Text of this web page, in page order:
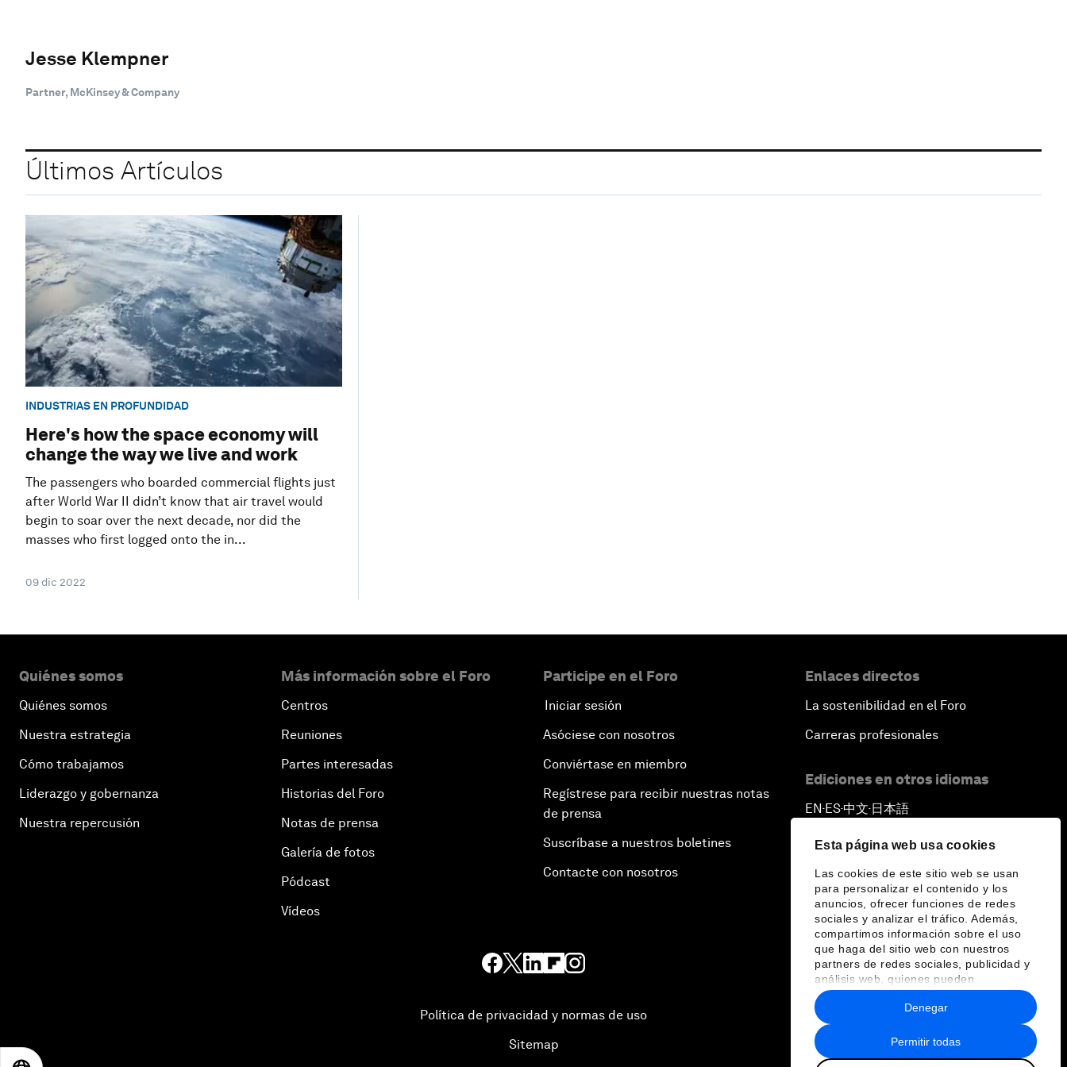
Esta página web usa cookies
Las cookies de este sitio web se usan
para personalizar el contenido y los
anuncios, ofrecer funciones de redes
sociales y analizar el tráfico. Además,
compartimos información sobre el uso
que haga del sitio web con nuestros
partners de redes sociales, publicidad y
análisis web, quienes pueden
combinarla con otra información que les
haya proporcionado o que hayan
recopilado a partir del uso que haya
hecho de sus servicios.
Permitir todas
Denegar
Jesse Klempner
Partner, McKinsey & Company
Últimos Artículos
INDUSTRIAS EN PROFUNDIDAD
Here's how the space economy will
change the way we live and work
The passengers who boarded commercial flights just
after World War II didn’t know that air travel would
begin to soar over the next decade, nor did the
masses who first logged onto the in...
09 dic 2022
Quiénes somos
Quiénes somos
Nuestra estrategia
Cómo trabajamos
Liderazgo y gobernanza
Nuestra repercusión
Más información sobre el Foro
Centros
Reuniones
Partes interesadas
Historias del Foro
Notas de prensa
Galería de fotos
Pódcast
Vídeos
Participe en el Foro
Iniciar sesión
Asóciese con nosotros
Conviértase en miembro
Regístrese para recibir nuestras notas
de prensa
Suscríbase a nuestros boletines
Contacte con nosotros
Enlaces directos
La sostenibilidad en el Foro
Carreras profesionales
Ediciones en otros idiomas
EN ▪ ES▪中文▪ 日本語
Política de privacidad y normas de uso
Sitemap